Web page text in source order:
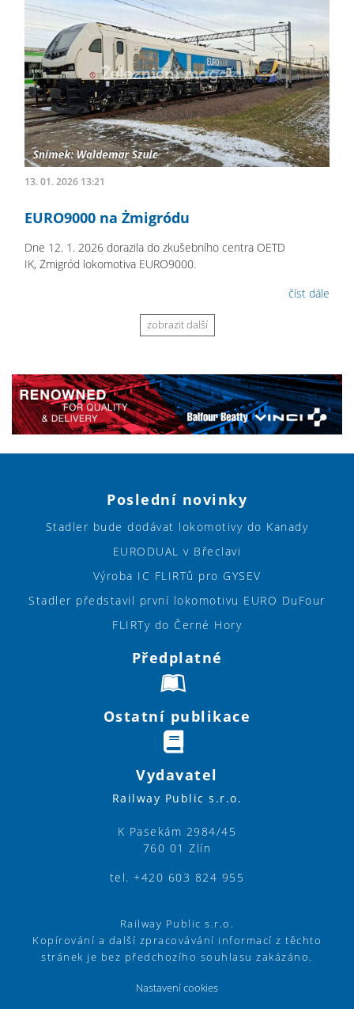
13. 01. 2026 13:21
EURO9000 na Żmigródu
Dne 12. 1. 2026 dorazila do zkušebního centra OETD
IK, Żmigród lokomotiva EURO9000.
číst dále
zobrazit další
Poslední novinky
Stadler bude dodávat lokomotivy do Kanady
EURODUAL v Břeclavi
Výroba IC FLIRTů pro GYSEV
Stadler představil první lokomotivu EURO DuFour
FLIRTy do Černé Hory
Předplatné
Ostatní publikace
Vydavatel
Railway Public s.r.o.
K Pasekám 2984/45
760 01 Zlín
tel. +420 603 824 955
Railway Public s.r.o.
Kopírování a další zpracovávání informací z těchto
stránek je bez předchozího souhlasu zakázáno.
Nastavení cookies